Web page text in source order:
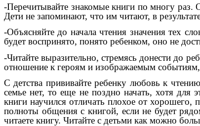
-Перечитывайте знакомые книги по многу раз.
Дети не запоминают, что им читают, в
-Объясняйте до начала чтения значения тех
будет воспринято, понято ребенком, оно не
-Читайте выразительно, стремясь донести до
отношение к героям и изображаемым событиям,
С детства прививайте ребенку любовь к
семье нет, то еще не поздно начать, хотя
книги научился отличать плохое от
полноты общения с книгой, если не будет
читаете книгу. Читайте с детьми как можно